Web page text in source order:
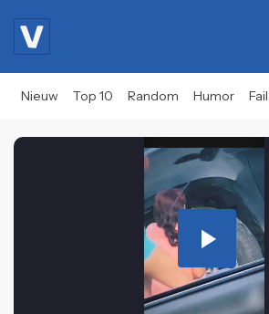
Nieuw Top 10 Random Humor Fail
Play
Video